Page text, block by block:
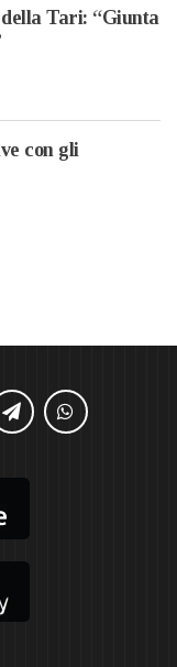
Tari: “Giunta
con gli